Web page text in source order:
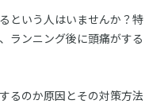
という人はいませんか？特
ランニング後に頭痛がする
るのか原因とその対策方法